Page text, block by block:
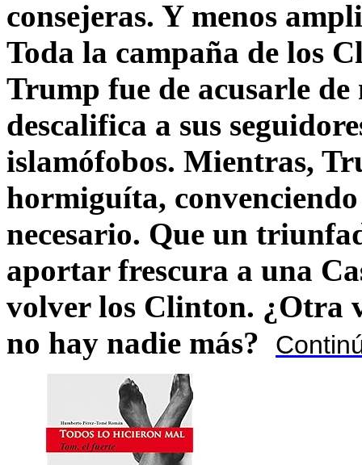
consejeras. Y menos
Toda la campaña de los
Trump fue de acusarle
descalifica a sus
islamófobos. Mientras,
hormiguíta,
necesario. Que un
aportar frescura a una
volver los Clinton. ¿Otra
no hay nadie más?